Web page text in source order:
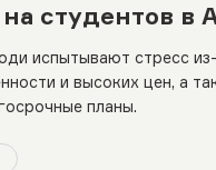
на студентов в
испытывают стресс
и высоких цен, а
планы.